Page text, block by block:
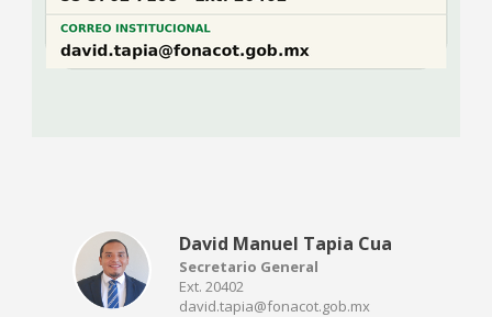
David Manuel Tapia Cua
Secretario General
Ext. 20402
david.tapia@fonacot.gob.mx